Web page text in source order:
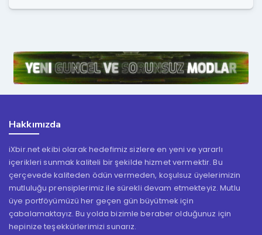
Hakkımızda
iXbir.net ekibi olarak hedefimiz sizlere en yeni ve yararlı
içerikleri sunmak kaliteli bir şekilde hizmet vermektir. Bu
çerçevede kaliteden ödün vermeden, koşulsuz üyelerimizin
mutluluğu prensiplerimiz ile sürekli devam etmekteyiz. Mutlu
üye portföyümüzü her geçen gün büyütmek için
çabalamaktayız. Bu yolda bizimle beraber olduğunuz için
hepinize teşekkürlerimizi sunarız.